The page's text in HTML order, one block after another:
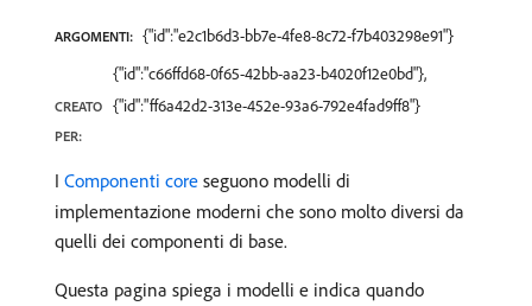
ARGOMENTI: {"id":"e2c1b6d3-bb7e-4fe8-8c72-f7b403298e91"}
CREATO
PER:
{"id":"c66ffd68-0f65-42bb-aa23-b4020f12e0bd"},
{"id":"ff6a42d2-313e-452e-93a6-792e4fad9ff8"}
I Componenti core seguono modelli di
implementazione moderni che sono molto diversi da
quelli dei componenti di base.
Questa pagina spiega i modelli e indica quando